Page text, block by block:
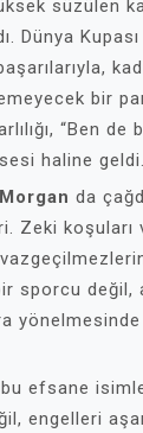
süzülen
Dünya Kupası
bir
“Ben de
haline geldi.
da
Zeki koşuları
sporcu değil,
efsane
engelleri